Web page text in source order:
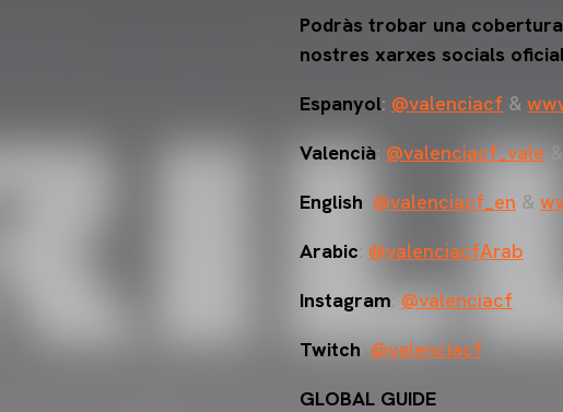
Podràs trobar una
nostres xarxes socials
Espanyol: @valenciacf &
Valencià: @valenciacf_vale &
English @valenciacf_en &
Arabic @valenciacfArab
Instagram @valenciacf
Twitch @valenciacf
GLOBAL GUIDE